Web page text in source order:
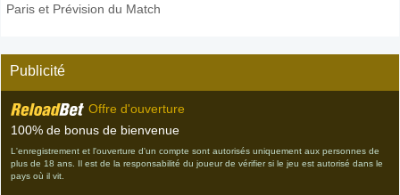
Paris et Prévision du Match
Publicité
Offre d'ouverture
100% de bonus de bienvenue
L'enregistrement et l'ouverture d'un compte sont autorisés uniquement aux personnes de
plus de 18 ans. Il est de la responsabilité du joueur de vérifier si le jeu est autorisé dans le
pays où il vit.